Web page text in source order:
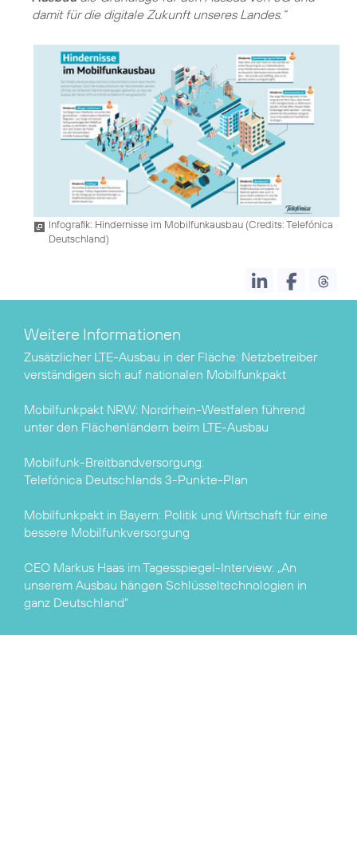
damit für die digitale Zukunft unseres Landes.“
Infografik: Hindernisse im Mobilfunkausbau (Credits: Telefónica
Deutschland)
Weitere Informationen
Zusätzlicher LTE-Ausbau in der Fläche: Netzbetreiber
verständigen sich auf nationalen Mobilfunkpakt
Mobilfunkpakt NRW: Nordrhein-Westfalen führend
unter den Flächenländern beim LTE-Ausbau
Telefónica Deutschlands 3-Punkte-Plan
Mobilfunkpakt in Bayern: Politik und Wirtschaft für eine
bessere Mobilfunkversorgung
CEO Markus Haas im Tagesspiegel-Interview: „An
unserem Ausbau hängen Schlüsseltechnologien in
ganz Deutschland“